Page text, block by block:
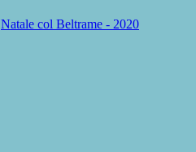
Natale col Beltrame - 2020